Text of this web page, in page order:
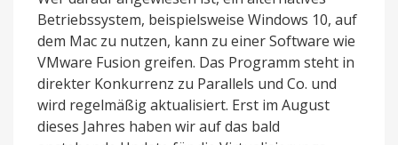
Betriebssystem, beispielsweise Windows 10, auf
dem Mac zu nutzen, kann zu einer Software wie
VMware Fusion greifen. Das Programm steht in
direkter Konkurrenz zu Parallels und Co. und
wird regelmäßig aktualisiert. Erst im August
dieses Jahres haben wir auf das bald